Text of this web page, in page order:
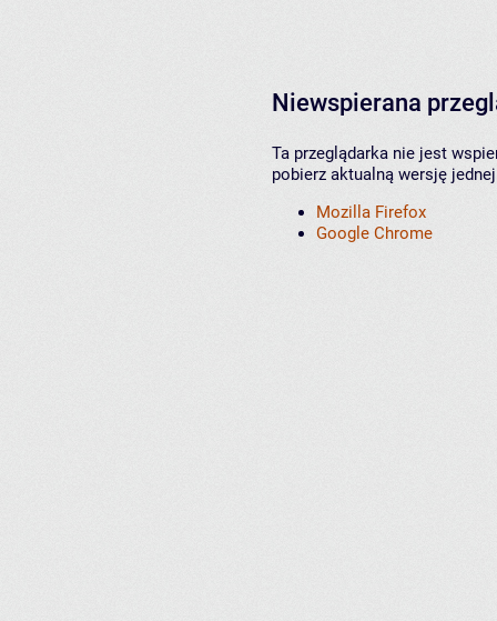
Niewspierana
Ta przeglądarka nie jest
pobierz aktualną wersję
Mozilla Firefox
Google Chrome